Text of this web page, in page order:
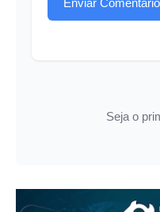
Enviar Comentário
Seja o